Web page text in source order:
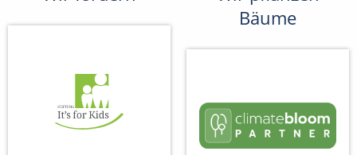
Bäume